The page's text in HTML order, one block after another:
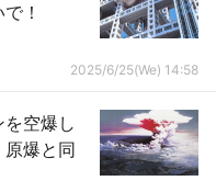
！
2025/6/25(We) 14:58
を空爆し
爆と同